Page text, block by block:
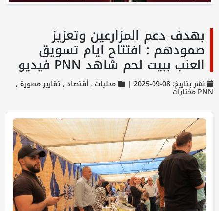
بهدف دعم المزارعين وتعزيز
صمودهم : افتتاح ايام تسويق
العنب ببيت لحم شاهد PNN فيديو
نشر بتاريخ: 08-09-2025 | محليات ,أقتصاد ,تقارير مصورة ,
PNN مختارات